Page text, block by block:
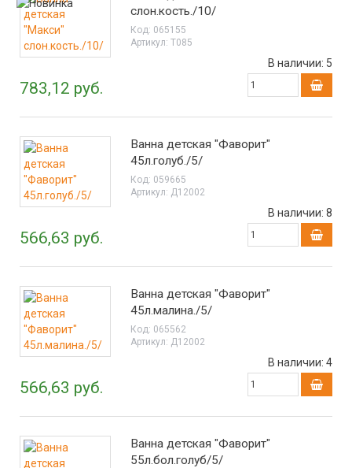
слон.кость./10/
Код: 065155
Артикул: Т085
783,12 руб.
В наличии: 5
Ванна детская "Фаворит"
45л.голуб./5/
Код: 059665
Артикул: Д12002
566,63 руб.
В наличии: 8
Ванна детская "Фаворит"
45л.малина./5/
Код: 065562
Артикул: Д12002
566,63 руб.
В наличии: 4
Ванна детская "Фаворит"
55л.бол.голуб/5/